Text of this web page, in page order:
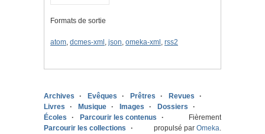
Formats de sortie
atom, dcmes-xml , json, omeka-xml , rss2
Archives Evêques Prêtres
Revues
Livres
Musique Images
Dossiers
Écoles
Parcourir les contenus
Parcourir les collections
Fièrement
propulsé par Omeka.